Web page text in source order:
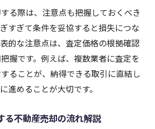
ける不動産売却の心得
却トラブルを未然に防ぐための心
取業者の特徴と見分け方ガイド
安心できる不動産売却の注意点
る不動産売却パートナーの選び方
る際は、注意点も把握しておくべき
すぎて条件を妥協すると損失につな
的な注意点は、査定価格の根拠確認
握です。例えば、複数業者に査定を
ることが、納得できる取引に直結し
進めることが大切です。
る不動産売却の流れ解説